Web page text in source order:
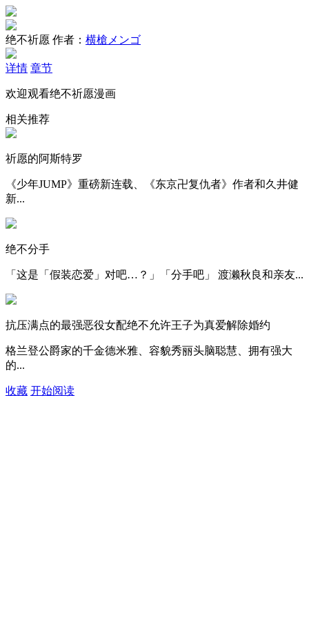
绝不祈愿 作者： 横槍メンゴ
详情 章节
欢迎观看绝不祈愿漫画
相关推荐
祈愿的阿斯特罗
《少年JUMP》重磅新连载、《东京卍复仇者》作者和久井健
新...
绝不分手
「这是「假装恋爱」对吧…？」「分手吧」 渡濑秋良和亲友...
抗压满点的最强恶役女配绝不允许王子为真爱解除婚约
格兰登公爵家的千金德米雅、容貌秀丽头脑聪慧、拥有强大
的...
收藏 开始阅读